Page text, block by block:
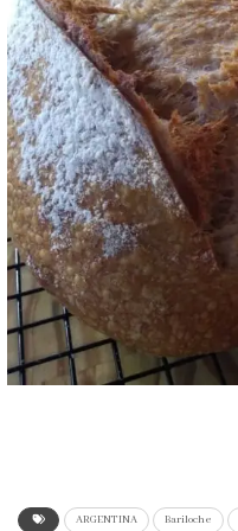
ARGENTINA Bariloche